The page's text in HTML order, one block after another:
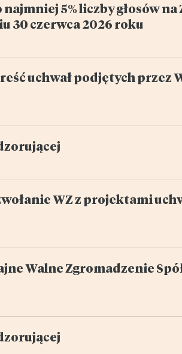
5% liczby głosów
30 czerwca 2026 roku
uchwał podjętych przez
WZ z projektami
Walne Zgromadzenie